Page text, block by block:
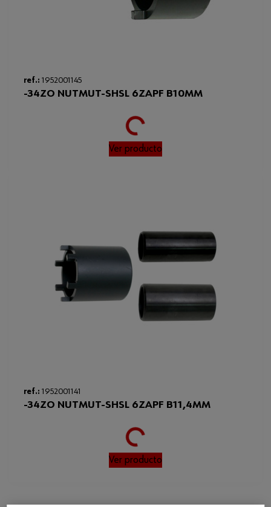
ref.: 1952001145
-34ZO NUTMUT-SHSL 6ZAPF B10MM
Loading...
Ver producto
ref.: 1952001141
-34ZO NUTMUT-SHSL 6ZAPF B11,4MM
Loading...
Ver producto